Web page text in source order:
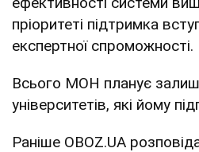
пріоритеті підтримка
експертної спроможності.
Всього МОН планує
університетів, які йому
Раніше OBOZ.UA